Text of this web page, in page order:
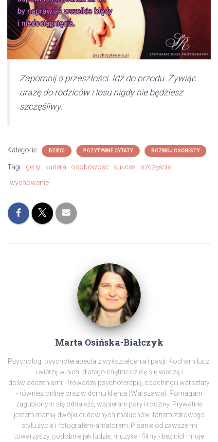
Zapomnij o przeszłości. Idź do przodu. Żywiąc
urazę do rodziców i losu nigdy nie będziesz
szczęśliwy.
Kategorie: DZIECI POZYTYWNE CYTATY ROZWÓJ OSOBISTY
Tagi: geny kariera osobowość sukces
szczęście
wychowanie
Marta Osińska-Białczyk
Psycholog, psychoterapeuta z wykształcenia i pasji. Kocham ludzi
i wierzę w nich, dlatego chętnie dzielę się wiedzą i
doświadczeniami. Prowadzę psychoterapię, coachingi i warsztaty
- również online oraz w domu klienta (Warszawa). Pomagam
zagubionym się odnaleźć, wspieram pary i rodziny. Prywatnie
jestem mamą dwójki cudownych maluchów, fanem zdrowego
stylu życia i fotografem-amatorem. Pisanie od zawsze mi
towarzyszy, podobnie jak ludzie, muzyka i filmy - bez nich moje